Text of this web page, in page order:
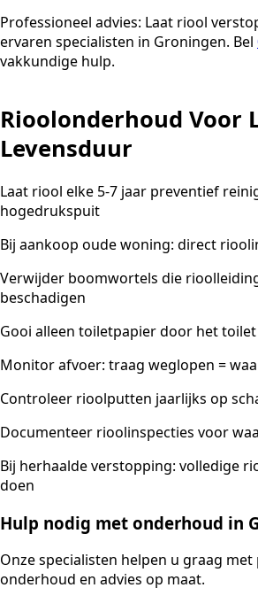
Professioneel advies: Laat riool
ervaren specialisten in Groningen. Bel
vakkundige hulp.
Rioolonderhoud Voor
Levensduur
Laat riool elke 5-7 jaar preventief
hogedrukspuit
Bij aankoop oude woning: direct
Verwijder boomwortels die
beschadigen
Gooi alleen toiletpapier door het
Monitor afvoer: traag weglopen =
Controleer rioolputten jaarlijks op
Documenteer rioolinspecties voor
Bij herhaalde verstopping: volledige
doen
Hulp nodig met onderhoud in
Onze specialisten helpen u graag
onderhoud en advies op maat.